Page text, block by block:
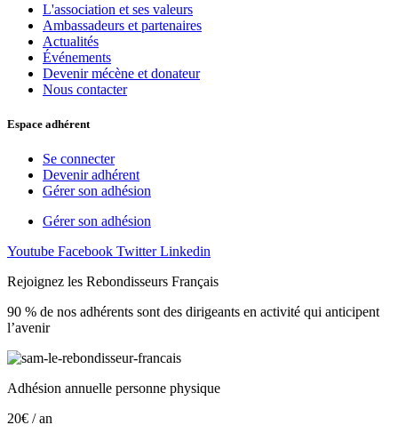
L'association et ses valeurs
Ambassadeurs et partenaires
Actualités
Événements
Devenir mécène et donateur
Nous contacter
Espace adhérent
Se connecter
Devenir adhérent
Gérer son adhésion
Gérer son adhésion
Youtube Facebook Twitter Linkedin
Rejoignez les Rebondisseurs Français
90 % de nos adhérents sont des dirigeants en activité qui anticipent
l’avenir
Adhésion annuelle personne physique
20€ / an